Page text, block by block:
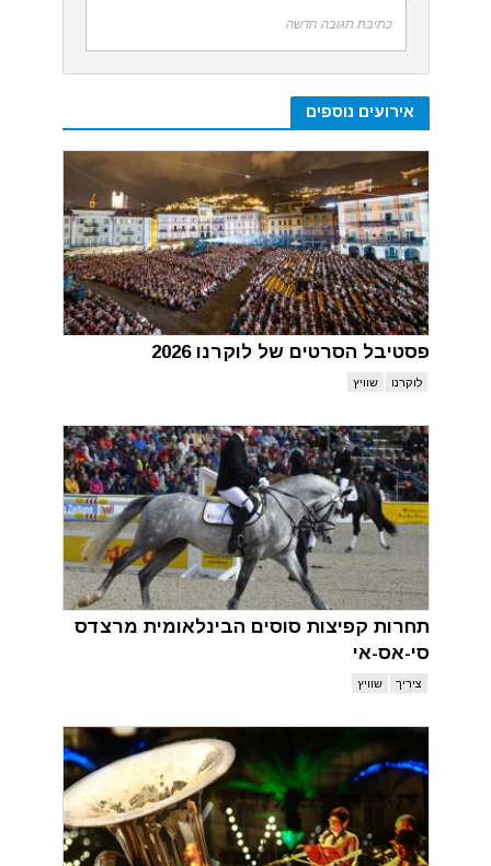
כתיבת תגובה חדשה
אירועים נוספים
פסטיבל הסרטים של לוקרנו 2026
לוקרנו שוויץ
תחרות קפיצות סוסים הבינלאומית מרצדס
סי-אס-אי
ציריך שוויץ